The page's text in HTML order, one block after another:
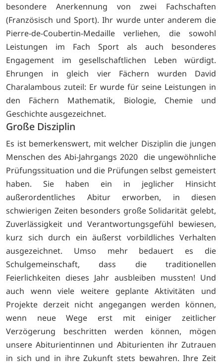
besondere Anerkennung von zwei Fachschaften
(Französisch und Sport). Ihr wurde unter anderem die
Pierre-de-Coubertin-Medaille verliehen, die sowohl
Leistungen im Fach Sport als auch besonderes
Engagement im gesellschaftlichen Leben würdigt.
Ehrungen in gleich vier Fächern wurden David
Charalambous zuteil: Er wurde für seine Leistungen in
den Fächern Mathematik, Biologie, Chemie und
Geschichte ausgezeichnet.
Große Disziplin
Es ist bemerkenswert, mit welcher Disziplin die jungen
Menschen des Abi-Jahrgangs 2020 die ungewöhnliche
Prüfungssituation und die Prüfungen selbst gemeistert
haben. Sie haben ein in jeglicher Hinsicht
außerordentliches Abitur erworben, in diesen
schwierigen Zeiten besonders große Solidarität gelebt,
Zuverlässigkeit und Verantwortungsgefühl bewiesen,
kurz sich durch ein äußerst vorbildliches Verhalten
ausgezeichnet. Umso mehr bedauert es die
Schulgemeinschaft, dass die traditionellen
Feierlichkeiten dieses Jahr ausbleiben mussten! Und
auch wenn viele weitere geplante Aktivitäten und
Projekte derzeit nicht angegangen werden können,
wenn neue Wege erst mit einiger zeitlicher
Verzögerung beschritten werden können, mögen
unsere Abiturientinnen und Abiturienten ihr Zutrauen
in sich und in ihre Zukunft stets bewahren. Ihre Zeit